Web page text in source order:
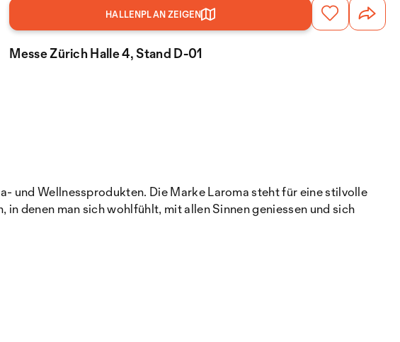
HALLENPLAN ZEIGEN
Messe Zürich Halle 4, Stand D-01
und Wellnessprodukten. Die Marke Laroma steht für eine stilvolle
denen man sich wohlfühlt, mit allen Sinnen geniessen und sich